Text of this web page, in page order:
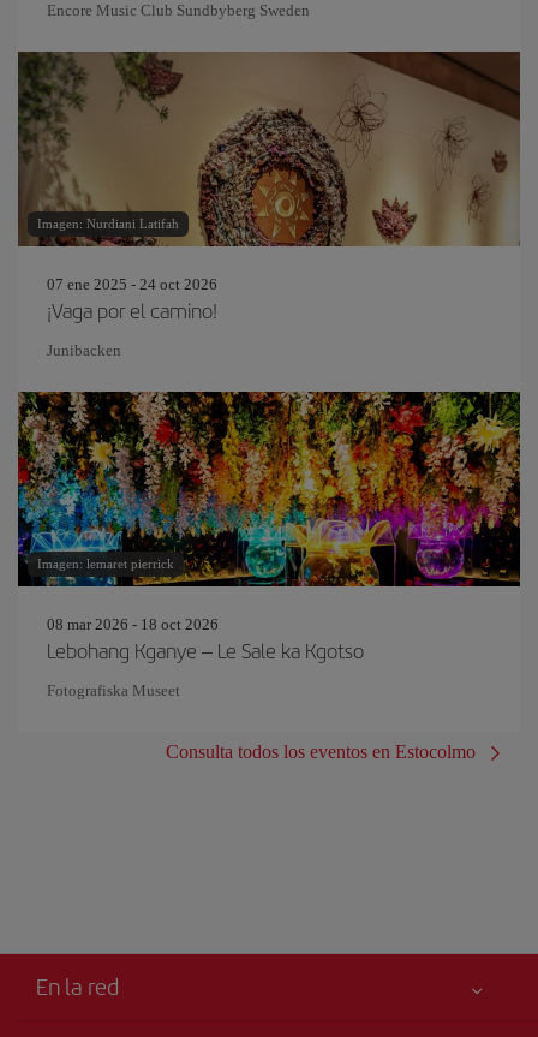
Encore Music Club Sundbyberg Sweden
Imagen: Nurdiani Latifah
07 ene 2025 - 24 oct 2026
¡Vaga por el camino!
Junibacken
Imagen: lemaret pierrick
08 mar 2026 - 18 oct 2026
Lebohang Kganye – Le Sale ka Kgotso
Fotografiska Museet
Consulta todos los eventos en Estocolmo
En la red